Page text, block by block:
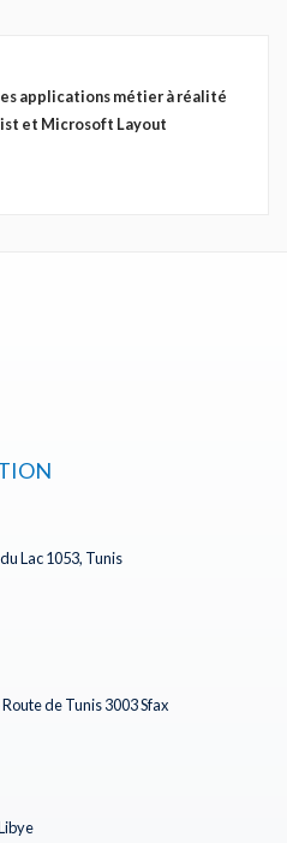
applications métier à réalité
et Microsoft Layout
Lac 1053, Tunis
de Tunis 3003 Sfax